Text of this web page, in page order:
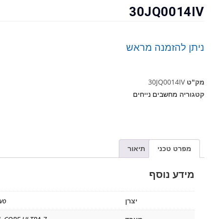
30JQ0014IV
ניתן להזמנה מראש
מק"ט30JQ0014IV
קטגוריה מחשבים נייחים
מפרט טכני תיאור
מידע נוסף
יצרן